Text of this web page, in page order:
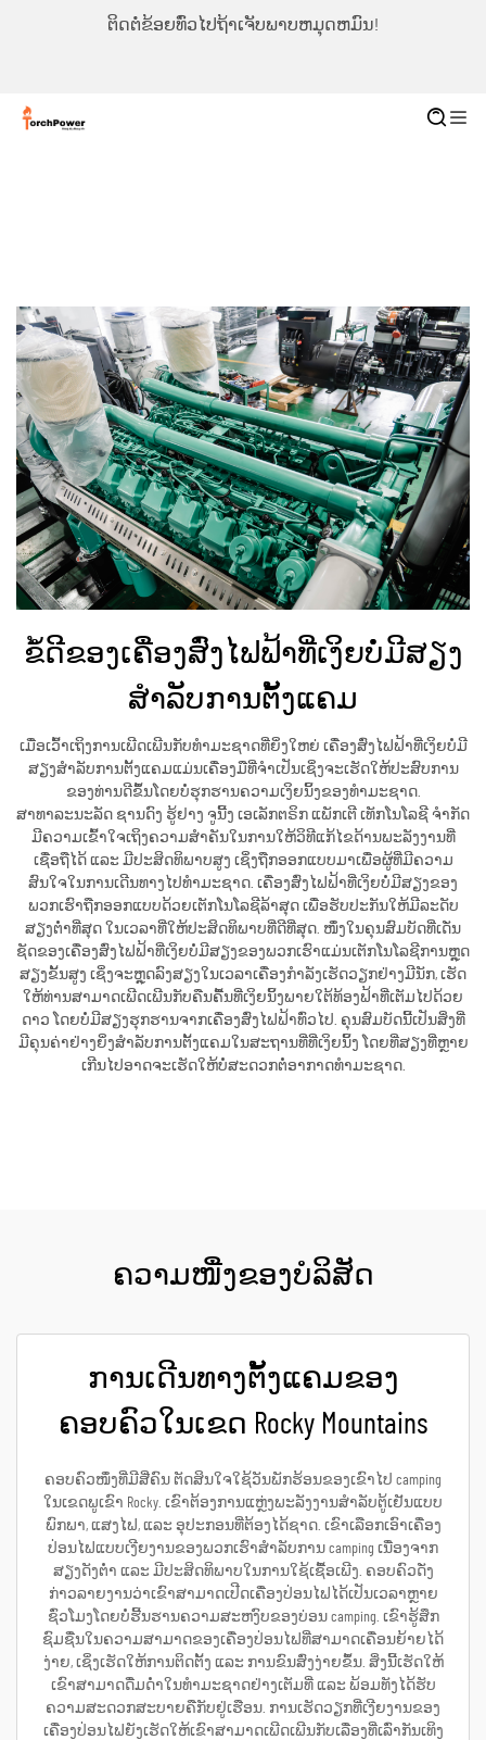
ຕິດຕໍ່ຂ້ອຍທົ່ວໄປຖ້າເຈັບພາບຫມຸດຫມົນ!
ຂໍ້ດີຂອງເຄື່ອງສົ່ງໄຟຟ້າທີ່ເງິຍບໍ່ມີສຽງ
ສຳລັບການຕັ້ງແຄມ
ເມື່ອເວົ້າເຖິງການເພີດເພີນກັບທໍາມະຊາດທີ່ຍິ່ງໃຫຍ່ ເຄື່ອງສົ່ງໄຟຟ້າທີ່ເງິຍບໍ່ມີ
ສຽງສຳລັບການຕັ້ງແຄມແມ່ນເຄື່ອງມືທີ່ຈຳເປັນເຊິ່ງຈະເຮັດໃຫ້ປະສົບການ
ຂອງທ່ານດີຂຶ້ນໂດຍບໍ່ຮຸກຮານຄວາມເງິຍນິ້ງຂອງທຳມະຊາດ.
ສາທາລະນະລັດ ຊານດົງ ຮູ້ຢາງ ຈູນີ້ງ ເອເລັກຕຣິກ ແພັກເຕີ ເທັກໂນໂລຊີ ຈຳກັດ
ມີຄວາມເຂົ້າໃຈເຖິງຄວາມສຳຄັນໃນການໃຫ້ວິທີແກ້ໄຂດ້ານພະລັງງານທີ່
ເຊື່ອຖືໄດ້ ແລະ ມີປະສິດທິພາບສູງ ເຊິ່ງຖືກອອກແບບມາເພື່ອຜູ້ທີ່ມີຄວາມ
ສົນໃຈໃນການເດີນທາງໄປທຳມະຊາດ. ເຄື່ອງສົ່ງໄຟຟ້າທີ່ເງິຍບໍ່ມີສຽງຂອງ
ພວກເຮົາຖືກອອກແບບດ້ວຍເຕັກໂນໂລຊີລ້າສຸດ ເພື່ອຮັບປະກັນໃຫ້ມີລະດັບ
ສຽງຕ່ຳທີ່ສຸດ ໃນເວລາທີ່ໃຫ້ປະສິດທິພາບທີ່ດີທີ່ສຸດ. ໜຶ່ງໃນຄຸນສົມບັດທີ່ເດັ່ນ
ຊັດຂອງເຄື່ອງສົ່ງໄຟຟ້າທີ່ເງິຍບໍ່ມີສຽງຂອງພວກເຮົາແມ່ນເຕັກໂນໂລຊີການຫຼຸດ
ສຽງຂັ້ນສູງ ເຊິ່ງຈະຫຼຸດລົງສຽງໃນເວລາເຄື່ອງກຳລັງເຮັດວຽກຢ່າງມີນັກ, ເຮັດ
ໃຫ້ທ່ານສາມາດເພີດເພີນກັບຄືນຄື້ນທີ່ເງິຍນິ້ງພາຍໃຕ້ທ້ອງຟ້າທີ່ເຕັມໄປດ້ວຍ
ດາວ ໂດຍບໍ່ມີສຽງຮຸກຮານຈາກເຄື່ອງສົ່ງໄຟຟ້າທົ່ວໄປ. ຄຸນສົມບັດນີ້ເປັນສິ່ງທີ່
ມີຄຸນຄ່າຢ່າງຍິ່ງສຳລັບການຕັ້ງແຄມໃນສະຖານທີ່ທີ່ເງິຍນິ້ງ ໂດຍທີ່ສຽງທີ່ຫຼາຍ
ເກີນໄປອາດຈະເຮັດໃຫ້ບໍ່ສະດວກຕໍ່ອາກາດທຳມະຊາດ.
ຄວາມໜື່ງຂອງບໍລິສັດ
ການເດີນທາງຕັ້ງແຄມຂອງ
ຄອບຄົວໃນເຂດ Rocky Mountains
ຄອບຄົວໜຶ່ງທີ່ມີສີ່ຄົນ ຕັດສິນໃຈໃຊ້ວັນພັກຮ້ອນຂອງເຂົາໄປ camping
ໃນເຂດພູເຂົາ Rocky. ເຂົາຕ້ອງການແຫຼ່ງພະລັງງານສຳລັບຕູ້ເຢັນແບບ
ພົກພາ, ແສງໄຟ, ແລະ ອຸປະກອນທີ່ຕ້ອງໄດ້ຊາດ. ເຂົາເລືອກເອົາເຄື່ອງ
ປ່ອນໄຟແບບເງີຍງານຂອງພວກເຮົາສຳລັບການ camping ເນື່ອງຈາກ
ສຽງດັງຕ່ຳ ແລະ ມີປະສິດທິພາບໃນການໃຊ້ເຊື້ອເພີງ. ຄອບຄົວດັ່ງ
ກ່າວລາຍງານວ່າເຂົາສາມາດເປີດເຄື່ອງປ່ອນໄຟໄດ້ເປັນເວລາຫຼາຍ
ຊົ່ວໂມງໂດຍບໍ່ຮີ້ນຮານຄວາມສະຫງົບຂອງບ່ອນ camping. ເຂົາຮູ້ສຶກ
ຊົມຊື່ນໃນຄວາມສາມາດຂອງເຄື່ອງປ່ອນໄຟທີ່ສາມາດເຄື່ອນຍ້າຍໄດ້
ງ່າຍ, ເຊິ່ງເຮັດໃຫ້ການຕິດຕັ້ງ ແລະ ການຂົນສົ່ງງ່າຍຂຶ້ນ. ສິ່ງນີ້ເຮັດໃຫ້
ເຂົາສາມາດດື່ມດ່ຳໃນທຳມະຊາດຢ່າງເຕັມທີ່ ແລະ ພ້ອມທັງໄດ້ຮັບ
ຄວາມສະດວກສະບາຍຄືກັບຢູ່ເຮືອນ. ການເຮັດວຽກທີ່ເງີຍງານຂອງ
ເຄື່ອງປ່ອນໄຟຍັງເຮັດໃຫ້ເຂົາສາມາດເພີດເພີນກັບເລື່ອງທີ່ເລົ່າກັນເທິງ